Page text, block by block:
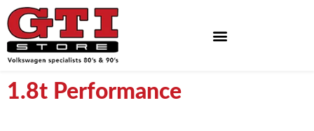
1.8t Performance